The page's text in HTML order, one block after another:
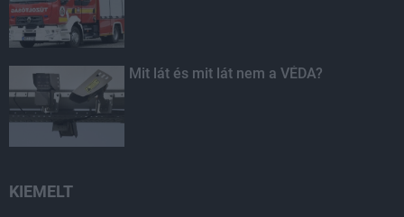
Mit lát és mit lát nem a VÉDA?
KIEMELT